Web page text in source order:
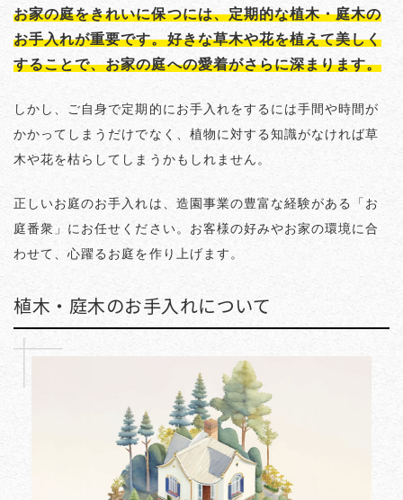
お家の庭をきれいに保つには、定期的な植木・庭木の
お手入れが重要です。好きな草木や花を植えて美しく
することで、お家の庭への愛着がさらに深まります。
しかし、ご自身で定期的にお手入れをするには手間や時間が
かかってしまうだけでなく、植物に対する知識がなければ草
木や花を枯らしてしまうかもしれません。
正しいお庭のお手入れは、造園事業の豊富な経験がある「お
庭番衆」にお任せください。お客様の好みやお家の環境に合
わせて、心躍るお庭を作り上げます。
植木・庭木のお手入れについて